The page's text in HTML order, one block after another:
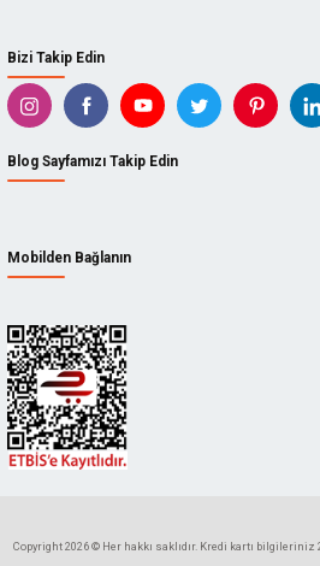
Bizi Takip Edin
Blog Sayfamızı Takip Edin
Mobilden Bağlanın
Copyright 2026 © Her hakkı saklıdır. Kredi kartı